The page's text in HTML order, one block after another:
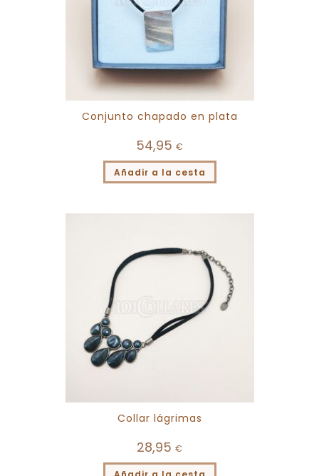
Conjunto chapado en plata
54,95 €
Añadir a la cesta
Collar lágrimas
28,95 €